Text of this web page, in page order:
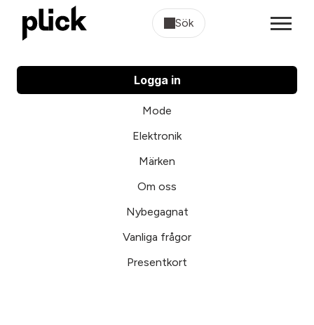
Sök
Logga in
Mode
Elektronik
Märken
Om oss
Nybegagnat
Vanliga frågor
Presentkort